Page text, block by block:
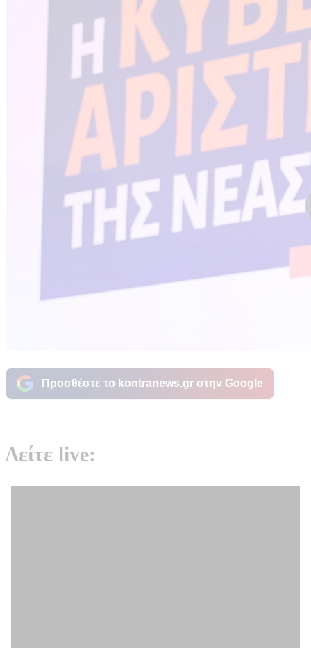
Προσθέστε το kontranews.gr στην Google
Δείτε live: